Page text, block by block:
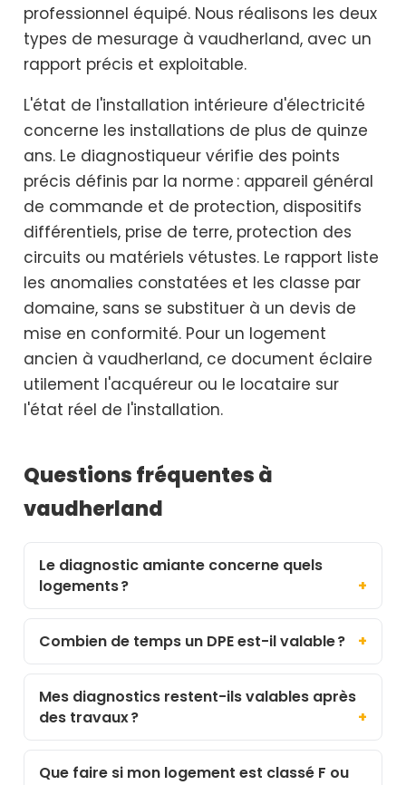
professionnel équipé. Nous réalisons les deux
types de mesurage à vaudherland, avec un
rapport précis et exploitable.
L'état de l'installation intérieure d'électricité
concerne les installations de plus de quinze
ans. Le diagnostiqueur vérifie des points
précis définis par la norme : appareil général
de commande et de protection, dispositifs
différentiels, prise de terre, protection des
circuits ou matériels vétustes. Le rapport liste
les anomalies constatées et les classe par
domaine, sans se substituer à un devis de
mise en conformité. Pour un logement
ancien à vaudherland, ce document éclaire
utilement l'acquéreur ou le locataire sur
l'état réel de l'installation.
Questions fréquentes à
vaudherland
Le diagnostic amiante concerne quels
logements ?
Combien de temps un DPE est-il valable ?
Mes diagnostics restent-ils valables après
des travaux ?
Que faire si mon logement est classé F ou